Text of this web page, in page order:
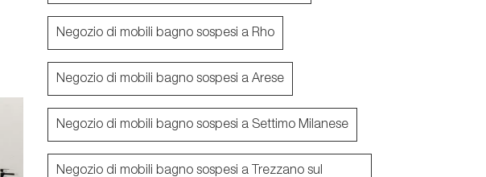
Negozio di mobili bagno sospesi a Rho
Negozio di mobili bagno sospesi a Arese
Negozio di mobili bagno sospesi a Settimo Milanese
Negozio di mobili bagno sospesi a Trezzano sul